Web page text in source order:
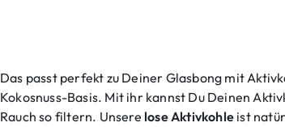
Das passt perfekt zu Deiner Glasbong mit
Kokosnuss-Basis. Mit ihr kannst Du Deinen
Rauch so filtern. Unsere lose Aktivkohle ist